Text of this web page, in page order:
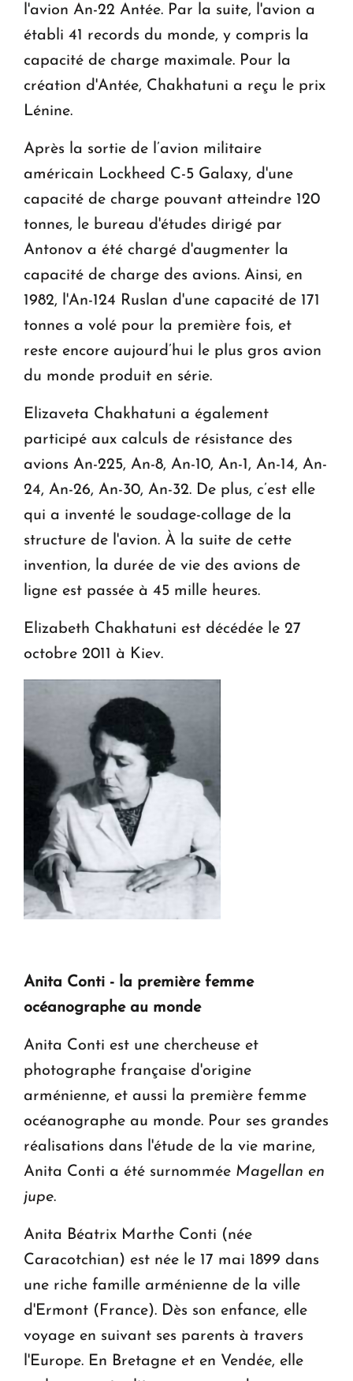
l'avion An-22 Antée. Par la suite, l'avion a
établi 41 records du monde, y compris la
capacité de charge maximale. Pour la
création d'Antée, Chakhatuni a reçu le prix
Lénine.
Après la sortie de l’avion militaire
américain Lockheed C-5 Galaxy, d'une
capacité de charge pouvant atteindre 120
tonnes, le bureau d'études dirigé par
Antonov a été chargé d'augmenter la
capacité de charge des avions. Ainsi, en
1982, l'An-124 Ruslan d'une capacité de 171
tonnes a volé pour la première fois, et
reste encore aujourd’hui le plus gros avion
du monde produit en série.
Elizaveta Chakhatuni a également
participé aux calculs de résistance des
avions An-225, An-8, An-10, An-1, An-14, An-
24, An-26, An-30, An-32. De plus, c’est elle
qui a inventé le soudage-collage de la
structure de l'avion. À la suite de cette
invention, la durée de vie des avions de
ligne est passée à 45 mille heures.
Elizabeth Chakhatuni est décédée le 27
octobre 2011 à Kiev.
Anita Conti - la première femme
océanographe au monde
Anita Conti est une chercheuse et
photographe française d'origine
arménienne, et aussi la première femme
océanographe au monde. Pour ses grandes
réalisations dans l'étude de la vie marine,
Anita Conti a été surnommée Magellan en
jupe.
Anita Béatrix Marthe Conti (née
Caracotchian) est née le 17 mai 1899 dans
une riche famille arménienne de la ville
d'Ermont (France). Dès son enfance, elle
voyage en suivant ses parents à travers
l'Europe. En Bretagne et en Vendée, elle